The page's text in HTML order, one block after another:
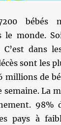
bébés
le monde.
dans
sont les
millions de
semaine. La
98%
pays à